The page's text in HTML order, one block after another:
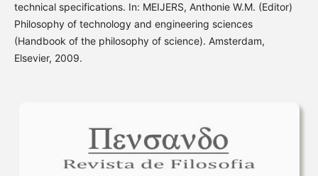
technical specifications. In: MEIJERS, Anthonie W.M. (Editor)
Philosophy of technology and engineering sciences
(Handbook of the philosophy of science). Amsterdam,
Elsevier, 2009.